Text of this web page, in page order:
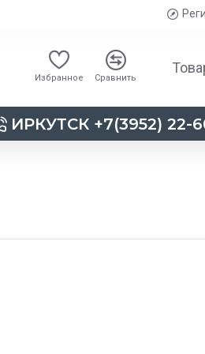
Избранное Сравнить
ИРКУТСК +7(3952) 22-